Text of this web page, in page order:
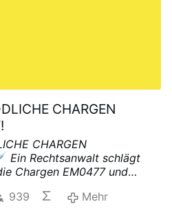
CHARGEN
CHARGEN
Ein Rechtsanwalt schlägt
Chargen EM0477 und
ohne Deklaration
939 Mehr